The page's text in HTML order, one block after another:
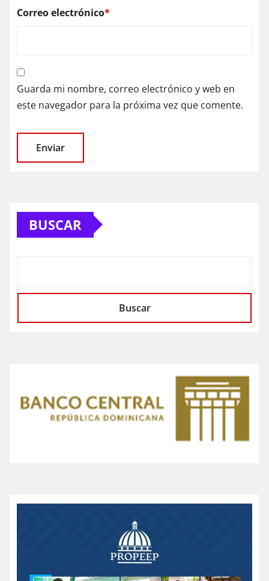
Correo electrónico*
Guarda mi nombre, correo electrónico y web en
este navegador para la próxima vez que comente.
BUSCAR
Buscar